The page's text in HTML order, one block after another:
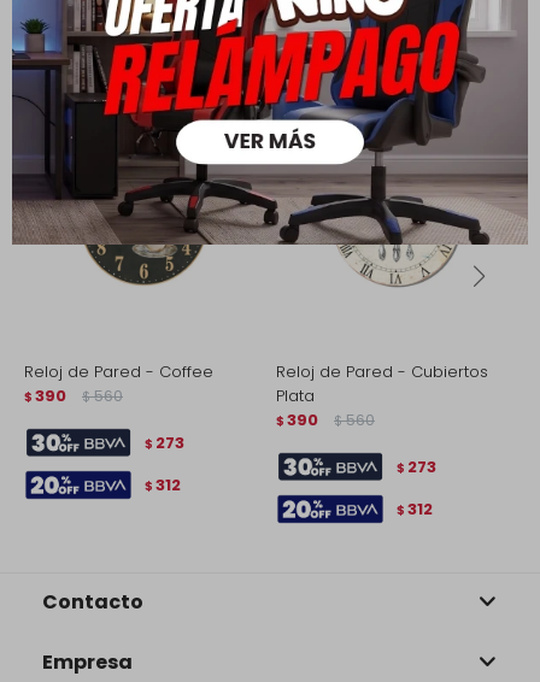
Productos que te pueden interesar
Reloj de Pared - Coffee
$ 390 $ 560
$ 273
$ 312
Reloj de Pared - Cubiertos
Plata
$ 390 $ 560
$ 273
$ 312
Contacto
Empresa